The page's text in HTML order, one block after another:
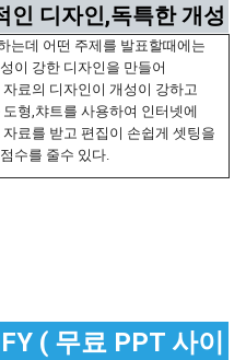
인 디자인,독특한 개성
는데 어떤 주제를 발표할때에는
이 강한 디자인을 만들어
료의 디자인이 개성이 강하고
형,챠트를 사용하여 인터넷에
료를 받고 편집이 손쉽게 셋팅을
수를 줄수 있다.
( 무료 PPT 사이